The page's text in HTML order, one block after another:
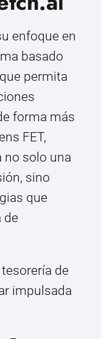
enfoque en
basado
permita
forma más
FET,
no solo una
sino
que
de
de
impulsada